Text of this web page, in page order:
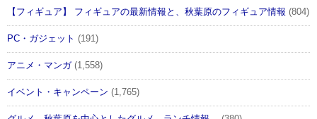
【フィギュア】 フィギュアの最新情報と、秋葉原のフィギュア情報 (804)
PC・ガジェット (191)
アニメ・マンガ(1,558)
イベント・キャンペーン (1,765)